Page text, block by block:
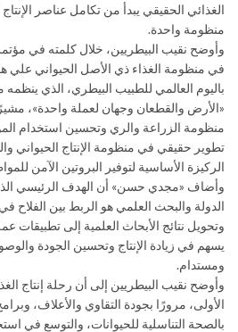
الغذائي الحقيقي يبدأ من تكامل عناصر
منظومة واحدة.
وأوضح نقيب البيطريين، خلال كلمته في
في منظومة الغذاء ذي الأصل الحيواني علي
باليوم العالمي للطبيب البيطري، الذي
«الأرض والقطعان وجهان لعملة واحدة»،
منظومة الزراعة والري وتحسين استخدام
تطوير حقيقي في منظومة الإنتاج الحيواني
الركيزة الأساسية لتوفير البروتين الآمن
وأضاف «مجدي حسن» أن الهدف الرئيسي
الدولة والبحث العلمي هو الربط بين الفلاح
وتحويل نتائج الأبحاث العلمية إلى تطبيقات
يسهم في زيادة الإنتاج وتحسين الجودة
ومستدام.
وأوضح نقيب البيطريين إلى أن رحلة إنتاج
الأولى، مرورًا بجودة التقاوي والأعلاف،
بالصحة التناسلية للحيوانات، والتوسع في